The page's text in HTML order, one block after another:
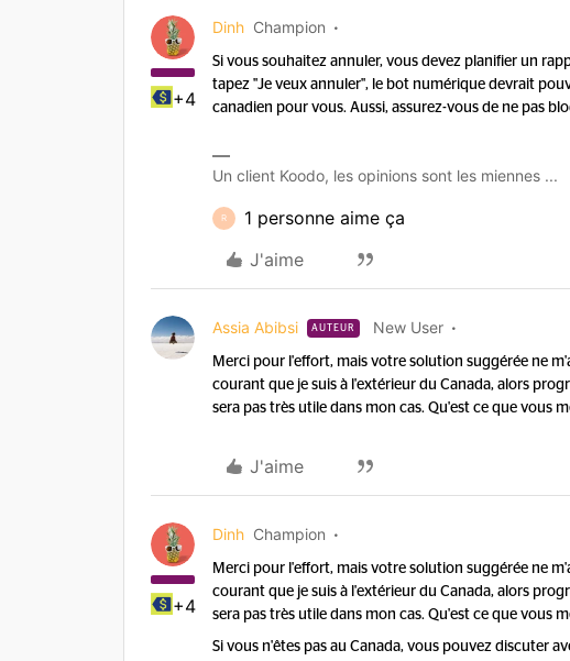
+4
Dinh Champion
Si vous souhaitez annuler, vous devez planifier un
tapez "Je veux annuler", le bot numérique devrait
canadien pour vous. Aussi, assurez-vous de ne pas
Un client Koodo, les opinions sont les miennes ...
R
1 personne aime ça
J'aime
Assia Abibsi AUTEUR New User
Merci pour l'effort, mais votre solution suggérée ne
courant que je suis à l'extérieur du Canada, alors
sera pas très utile dans mon cas. Qu'est ce que vous
J'aime
+4
Dinh Champion
Merci pour l'effort, mais votre solution suggérée ne
courant que je suis à l'extérieur du Canada, alors
sera pas très utile dans mon cas. Qu'est ce que vous
Si vous n'êtes pas au Canada, vous pouvez discuter